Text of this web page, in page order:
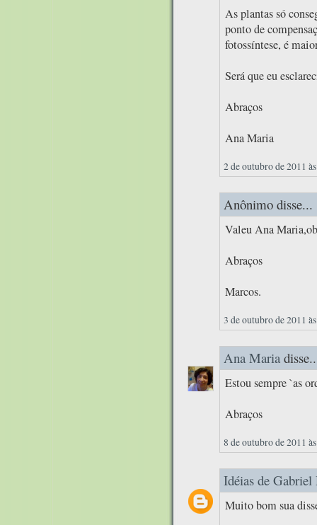
As plantas só
ponto de
fotossíntese, é
Será que eu
Abraços
Ana Maria
2 de outubro de 2011
Anônimo disse...
Valeu Ana
Abraços
Marcos.
3 de outubro de 2011
Ana Maria
Estou sempre `as
Abraços
8 de outubro de 2011
Idéias de
Muito bom sua